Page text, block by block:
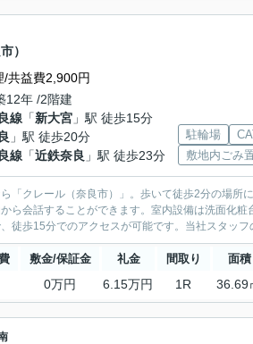
）
/共益費2,900円
12年 /2階建
線 「新大宮 」駅 徒歩15分
」駅 徒歩20分
線 「近鉄奈良 」駅 徒歩23分
駐輪場
敷地内ごみ
「クレール（奈良市）」。歩いて徒歩2分の場所
ら会話することができます。室内設備は洗面化
徒歩15分でのアクセスが可能です。当社スタッ
敷金/保証金 礼金 間取り 面積
0万円 6.15万円 1R 36.69